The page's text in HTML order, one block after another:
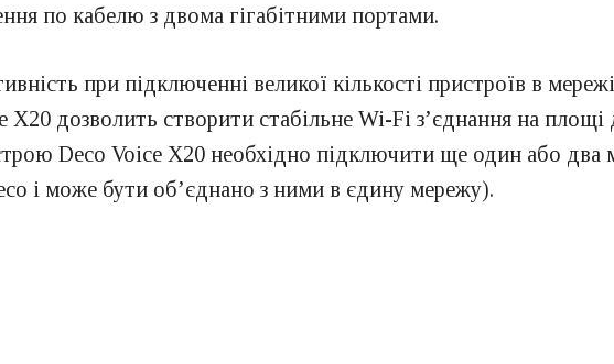
по кабелю з двома гігабітними портами.
при підключенні великої кількості пристроїв в
дозволить створити стабільне Wi-Fi з’єднання на площі
Deco Voice X20 необхідно підключити ще один або два
і може бути об’єднано з ними в єдину мережу).